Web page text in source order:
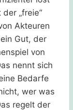
„freie“
Akteuren
Gut, der
von
nennt sich
Bedarfe
wer was
regelt der